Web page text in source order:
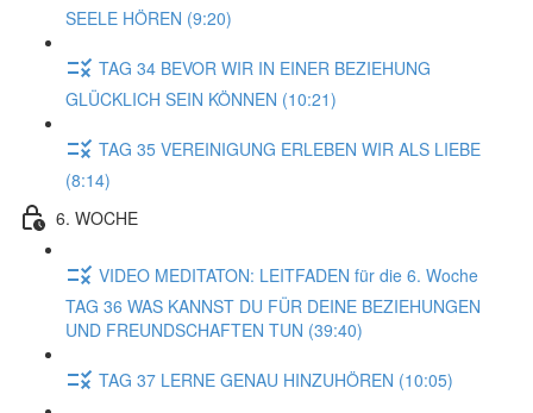
SEELE HÖREN (9:20)
TAG 34 BEVOR WIR IN EINER BEZIEHUNG
GLÜCKLICH SEIN KÖNNEN (10:21)
TAG 35 VEREINIGUNG ERLEBEN WIR ALS LIEBE
(8:14)
6. WOCHE
VIDEO MEDITATON: LEITFADEN für die 6. Woche
TAG 36 WAS KANNST DU FÜR DEINE BEZIEHUNGEN
UND FREUNDSCHAFTEN TUN (39:40)
TAG 37 LERNE GENAU HINZUHÖREN (10:05)